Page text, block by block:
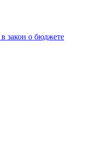
закон о бюджете